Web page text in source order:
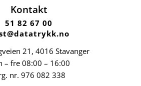
Kontakt
51 82 67 00
21 , 4016 Stavanger
– fre 08:00 – 16:00
nr. 976 082 338